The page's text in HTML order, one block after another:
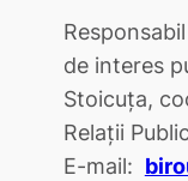
de interes
Stoicuţa,
Relații
E-mail: